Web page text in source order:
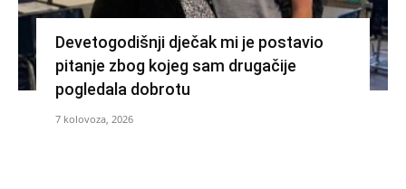
Devetogodišnji dječak mi je postavio
pitanje zbog kojeg sam drugačije
pogledala dobrotu
7 kolovoza, 2026